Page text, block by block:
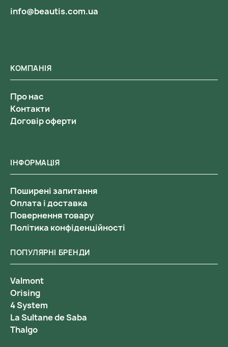
ІНФОРМАЦІЯ
Поширені запитання
Оплата і доставка
Повернення товару
Політика конфіденційності
КОМПАНІЯ
Про нас
Контакти
Договір оферти
ПОПУЛЯРНІ БРЕНДИ
Valmont
Orising
4 System
La Sultane de Saba
Thalgo
info@beautis.com.ua